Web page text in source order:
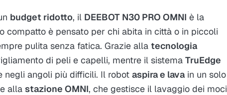
budget ridotto, il DEEBOT N30 PRO OMNI è la
compatto è pensato per chi abita in città o in piccoli
pulita senza fatica. Grazie alla tecnologia
di peli e capelli, mentre il sistema TruEdge
negli angoli più difficili. Il robot aspira e lavain un solo
alla stazione OMNI, che gestisce il lavaggio dei moci